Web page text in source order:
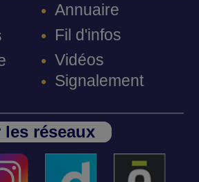
Annuaire
Fil d'infos
Vidéos
Signalement
les réseaux